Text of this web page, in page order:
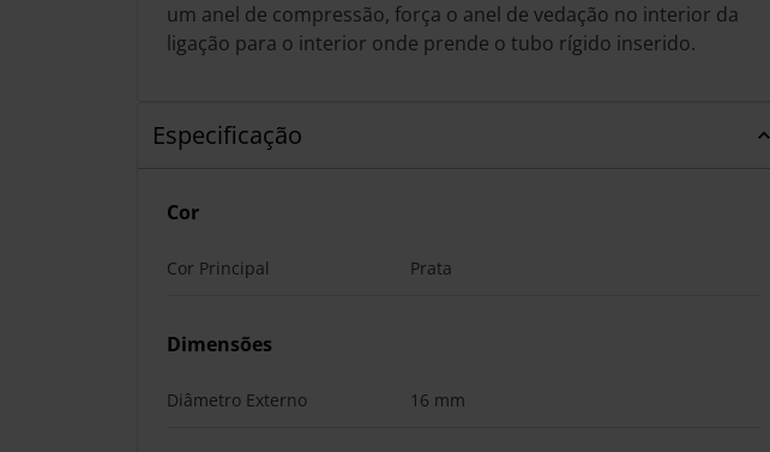
um anel de compressão, força o anel de vedação no interior da
ligação para o interior onde prende o tubo rígido inserido.
Especificação
Cor
Cor Principal Prata
Dimensões
Diâmetro Externo 16 mm